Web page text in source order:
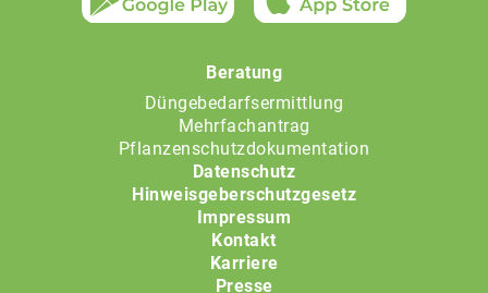
Beratung
Düngebedarfsermittlung
Mehrfachantrag
Pflanzenschutzdokumentation
Datenschutz
Hinweisgeberschutzgesetz
Impressum
Kontakt
Karriere
Presse